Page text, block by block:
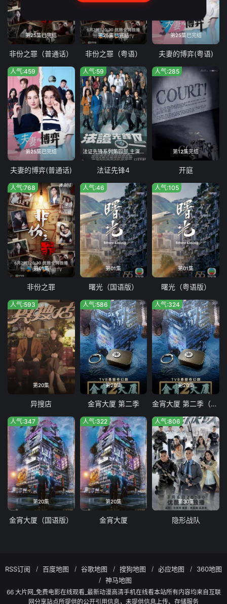
第25集已完结
第25集已完结
非份之罪（普通话）
第25集已完结
非份之罪（粤语）
第25集已完结
夫妻的博弈(粤语)
第25集已完结
人气:459
夫妻的博弈(普通话)
法证先锋系列第四部,主演阵容全面更换
人气:59
法证先锋4
第12集完结
人气:285
开庭
第01集
人气:768
非份之罪
第01集
人气:46
曙光（国语版）
第01集
人气:105
曙光（粤语版）
第20集
人气:593
异搜店
第20集
人气:586
金宵大厦 第二季
第20集
人气:324
金宵大厦 第二季（国语版）
第20集
人气:347
金宵大厦（国语版）
第20集
人气:322
金宵大厦
第30集
人气:806
隐形战队
RSS订阅 百度地图 谷歌地图 搜狗地图 必应地图
360地图
神马地图
66 大片网_免费电影在线观看_最新动漫高清手机在线看本站所有内容均来自互联
网分享站点所提供的公开引用信息，未提供信息上传、存储服务